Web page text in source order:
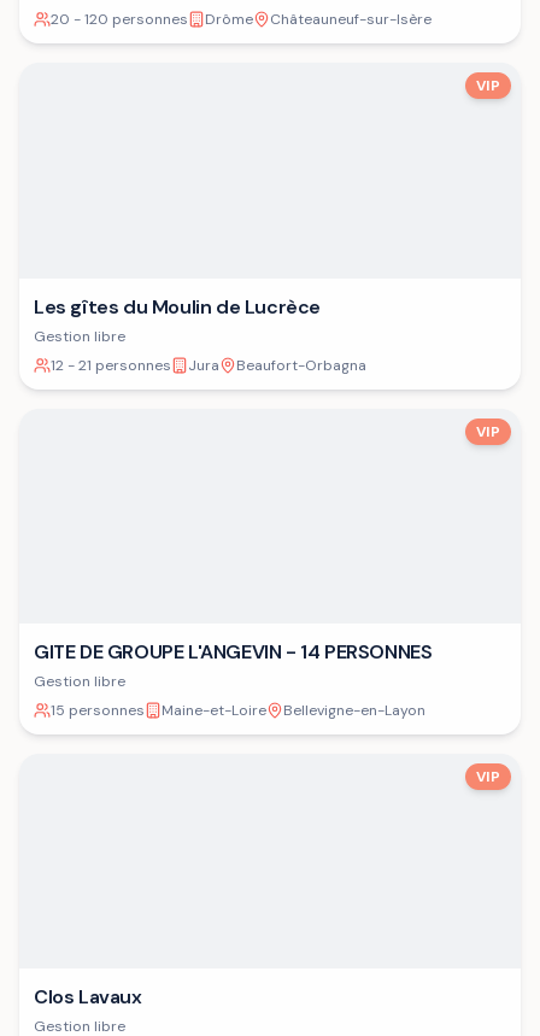
20 - 120 personnes Drôme Châteauneuf-sur-Isère
VIP
Les gîtes du Moulin de Lucrèce
Gestion libre
12 - 21 personnes
Jura Beaufort-Orbagna
VIP
GITE DE GROUPE L'ANGEVIN - 14 PERSONNES
Gestion libre
15 personnes
Maine-et-Loire Bellevigne-en-Layon
VIP
Clos Lavaux
Gestion libre